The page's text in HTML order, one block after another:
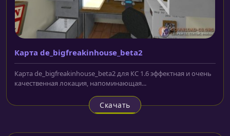
Карта de_bigfreakinhouse_beta2
Карта de_bigfreakinhouse_beta2 для КС 1.6 эффектная и очень
качественная локация, напоминающая...
Скачать